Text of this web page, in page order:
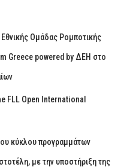
Ομάδας Ρομποτικής
Greece powered by ΔΕΗ στο
FLL Open International
κύκλου προγραμμάτων
με την υποστήριξη της